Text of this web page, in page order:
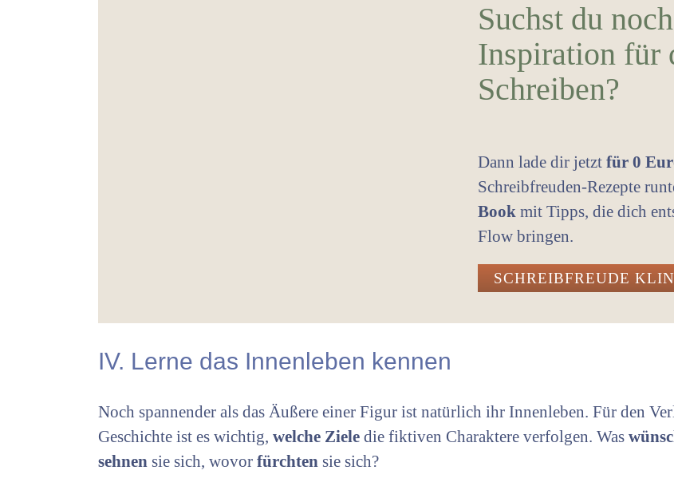
Suchst du
Inspiration für
Schreiben?
Dann lade dir jetztfür 0
Schreibfreuden-Rezepte
Book mit Tipps, die dich
Flow bringen.
SCHREIBFREUDE
IV. Lerne das Innenleben kennen
Noch spannender als das Äußere einer Figur ist natürlich ihr Innenleben. Für den
Geschichte ist es wichtig, welche Ziele die fiktiven Charaktere verfolgen. Was
sehnen sie sich, wovor fürchten sie sich?